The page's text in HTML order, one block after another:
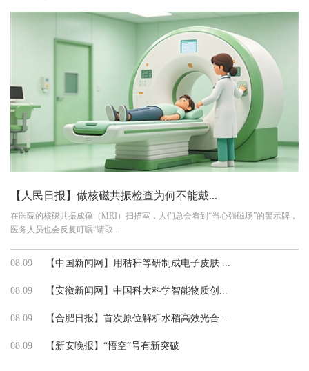
【人民日报】做核磁共振检查为何不能戴...
在医院的核磁共振成像（MRI）扫描室，人们总会看到“当心强磁场”的警示牌，
医务人员也会反复叮嘱“请取...
08.09 【中国新闻网】用秸秆等研制成电子皮肤 ...
08.09 【安徽新闻网】中国科大科学智能物质创...
08.09 【合肥日报】首次原位解析水稻高效光合...
08.09 【新安晚报】“悟空”号有新突破